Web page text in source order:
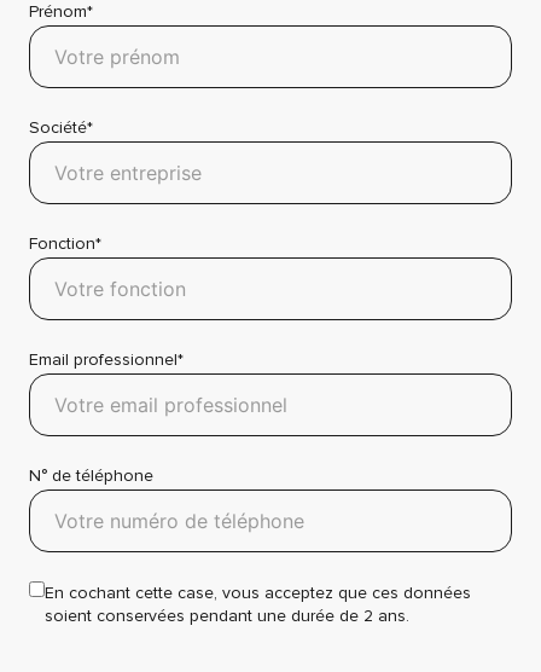
Prénom*
Société*
Fonction*
Email professionnel*
N° de téléphone
En cochant cette case, vous acceptez que ces données
soient conservées pendant une durée de 2 ans.